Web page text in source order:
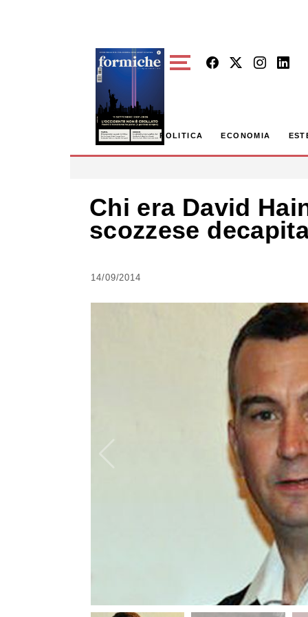
POLITICA ECONOMIA
Chi era David
scozzese
14/09/2014